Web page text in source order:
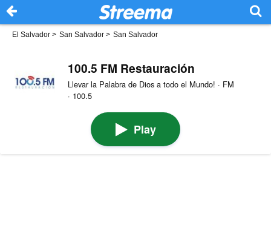
El Salvador > San Salvador > San Salvador
100.5 FM Restauración
Llevar la Palabra de Dios a todo el Mundo! · FM
· 100.5
Play